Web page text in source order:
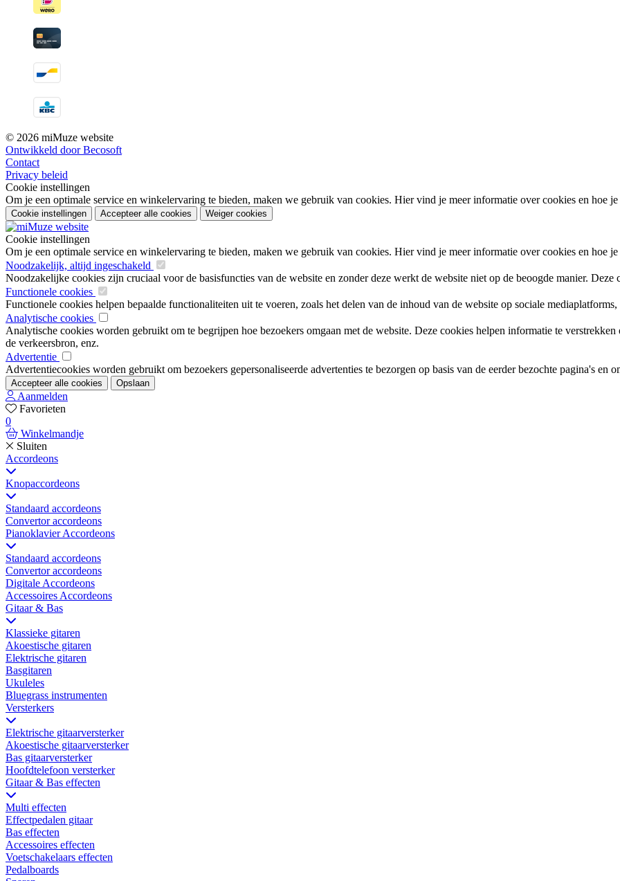
© 2026 miMuze website
Ontwikkeld door Becosoft
Contact
Privacy beleid
Cookie instellingen
Om je een optimale service en winkelervaring te bieden, maken we gebruik van cookies. Hier vind je meer informatie over cookies en hoe
Cookie instellingen Accepteer alle cookies Weiger cookies
Cookie instellingen
Om je een optimale service en winkelervaring te bieden, maken we gebruik van cookies. Hier vind je meer informatie over cookies en hoe
Noodzakelijk, altijd ingeschakeld
Noodzakelijke cookies zijn cruciaal voor de basisfuncties van de website en zonder deze werkt de website niet op de beoogde manier.
Functionele cookies
Functionele cookies helpen bepaalde functionaliteiten uit te voeren, zoals het delen van de inhoud van de website op sociale
Analytische cookies
Analytische cookies worden gebruikt om te begrijpen hoe bezoekers omgaan met de website. Deze cookies helpen informatie te verstrekken
de verkeersbron, enz.
Advertentie
Advertentiecookies worden gebruikt om bezoekers gepersonaliseerde advertenties te bezorgen op basis van de eerder bezochte pagina's en
Accepteer alle cookies Opslaan
Aanmelden
Favorieten
0
Winkelmandje
Sluiten
Accordeons
Knopaccordeons
Standaard accordeons
Convertor accordeons
Pianoklavier Accordeons
Standaard accordeons
Convertor accordeons
Digitale Accordeons
Accessoires Accordeons
Gitaar & Bas
Klassieke gitaren
Akoestische gitaren
Elektrische gitaren
Basgitaren
Ukuleles
Bluegrass instrumenten
Versterkers
Elektrische gitaarversterker
Akoestische gitaarversterker
Bas gitaarversterker
Hoofdtelefoon versterker
Gitaar & Bas effecten
Multi effecten
Effectpedalen gitaar
Bas effecten
Accessoires effecten
Voetschakelaars effecten
Pedalboards